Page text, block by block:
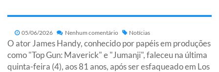
05/06/2026 Nenhum comentário Notícias
O ator James Handy, conhecido por papéis em produções
como "Top Gun: Maverick" e "Jumanji", faleceu na última
quinta-feira (4), aos 81 anos, após ser esfaqueado em Los